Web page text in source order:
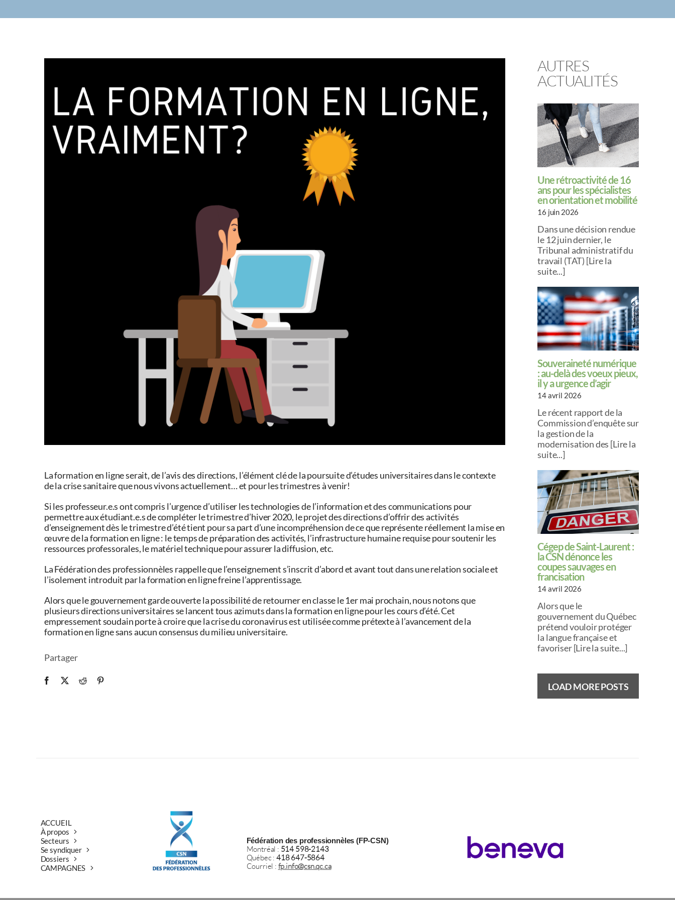
La formation en ligne serait, de l’avis des directions, l’élément clé de la poursuite d’études universitaires dans le contexte
de la crise sanitaire que nous vivons actuellement… et pour les trimestres à venir!
Si les professeur.e.s ont compris l’urgence d’utiliser les technologies de l’information et des communications pour
permettre aux étudiant.e.s de compléter le trimestre d’hiver 2020, le projet des directions d’offrir des activités
d’enseignement dès le trimestre d’été tient pour sa part d’une incompréhension de ce que représente réellement la mise en
œuvre de la formation en ligne : le temps de préparation des activités, l’infrastructure humaine requise pour soutenir les
ressources professorales, le matériel technique pour assurer la diffusion, etc.
La Fédération des professionnèles rappelle que l’enseignement s’inscrit d’abord et avant tout dans une relation sociale et
l’isolement introduit par la formation en ligne freine l’apprentissage.
Alors que le gouvernement garde ouverte la possibilité de retourner en classe le 1er mai prochain, nous notons que
plusieurs directions universitaires se lancent tous azimuts dans la formation en ligne pour les cours d’été. Cet
empressement soudain porte à croire que la crise du coronavirus est utilisée comme prétexte à l’avancement de la
formation en ligne sans aucun consensus du milieu universitaire.
Partager
AUTRES
ACTUALITÉS
Une rétroactivité de 16
ans pour les spécialistes
en orientation et mobilité
16 juin 2026
Dans une décision rendue
le 12 juin dernier, le
Tribunal administratif du
travail (TAT) [Lire la
suite...]
Souveraineté numérique
: au-delà des voeux pieux,
il y a urgence d’agir
14 avril 2026
Le récent rapport de la
Commission d’enquête sur
la gestion de la
modernisation des [Lire la
suite...]
Cégep de Saint-Laurent :
la CSN dénonce les
coupes sauvages en
francisation
14 avril 2026
Alors que le
gouvernement du Québec
prétend vouloir protéger
la langue française et
favoriser [Lire la suite...]
LOAD MORE POSTS
ACCUEIL
À propos
Secteurs
Se syndiquer
Dossiers
CAMPAGNES
Fédération des professionnèles (FP-CSN)
Montréal : 514 598-2143
Québec : 418 647-5864
Courriel : fp.info@csn.qc.ca